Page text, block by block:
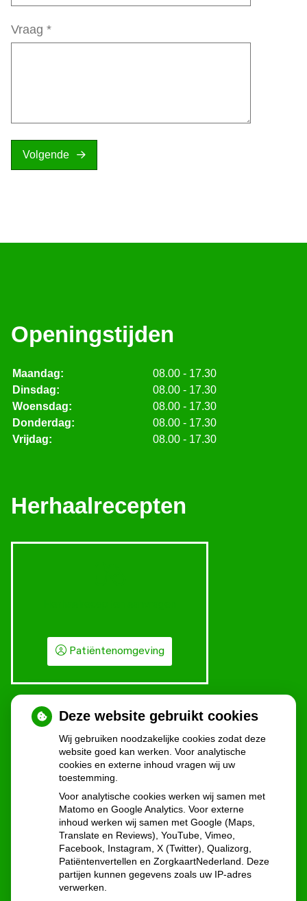
Vraag *
Volgende
Openingstijden
Maandag:
08.00 - 17.30
Dinsdag:
08.00 - 17.30
Woensdag:
08.00 - 17.30
Donderdag:
08.00 - 17.30
Vrijdag:
08.00 - 17.30
Herhaalrecepten
Patiëntenomgeving
U heeft geen toestemming gegeven voor
externe inhouddie nodig is om dit te
zien.
Cookie-instellingen wijzigen
Deze website gebruikt cookies
Wij gebruiken noodzakelijke cookies zodat deze
website goed kan werken. Voor analytische
cookies en externe inhoud vragen wij uw
toestemming.
Voor analytische cookies werken wij samen met
Matomo en Google Analytics. Voor externe
inhoud werken wij samen met Google (Maps,
Translate en Reviews), YouTube, Vimeo,
Facebook, Instagram, X (Twitter), Qualizorg,
Patiëntenvertellen en ZorgkaartNederland. Deze
partijen kunnen gegevens zoals uw IP-adres
verwerken.